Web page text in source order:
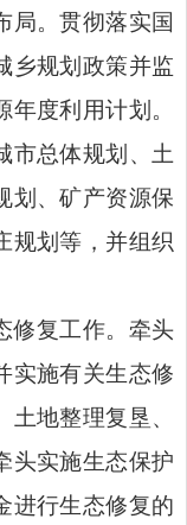
局。贯彻落实国
乡规划政策并监
度利用计划。
市总体规划、土
划、矿产资源保
规划等，并组织
修复工作。牵头
实施有关生态修
地整理复垦、
头实施生态保护
进行生态修复的